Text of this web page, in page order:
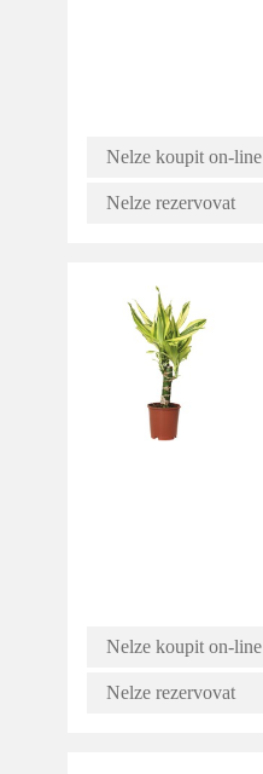
Nelze koupit on-line
Nelze rezervovat
Nelze koupit on-line
Nelze rezervovat